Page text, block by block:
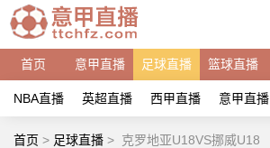
首页 意甲直播 足球直播 篮球直播
NBA直播 英超直播 西甲直播 意甲直播
首页 > 足球直播 > 克罗地亚U18VS挪威U18